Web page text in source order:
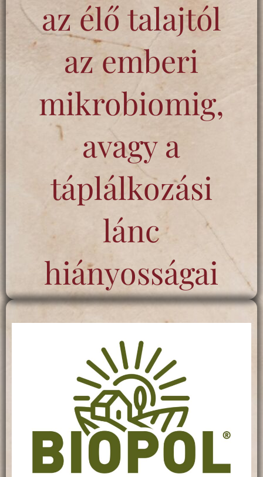
az élő talajtól
az emberi
mikrobiomig,
avagy a
táplálkozási
lánc
hiányosságai